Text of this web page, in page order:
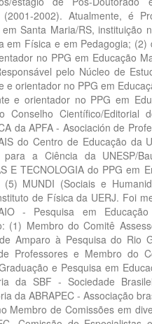
2002). Atualmente, é
Santa Maria/RS, instituição
em Física e em Pedagogia; (2)
no PPG em Educação
pelo Núcleo de
e orientador no PPG em
e orientador no PPG em
Científico/Editorial
da APFA - Asociación de
do Centro de Educação da
a Ciência da UNESP/
E TECNOLOGIA do PPG em
MUNDI (Sociais e
de Física da UERJ. Foi
- Pesquisa em
(1) Membro do Comitê
Amparo à Pesquisa do Rio
Professores e Membro do
e Pesquisa em
da SBF - Sociedade
da ABRAPEC - Associação
Membro de Comissões em